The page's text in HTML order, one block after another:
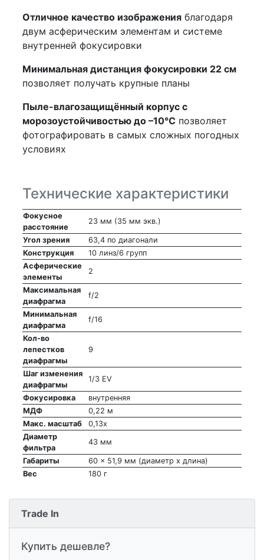
Отличное качество изображения благодаря
двум асферическим элементам и системе
внутренней фокусировки
Минимальная дистанция фокусировки 22 см
позволяет получать крупные планы
Пыле-влагозащищённый корпус с
морозоустойчивостью до –10°C позволяет
фотографировать в самых сложных погодных
условиях
Технические характеристики
Фокусное
расстояние
23 мм (35 мм экв.)
Угол зрения
63,4 по диагонали
Конструкция
10 линз/6 групп
Асферические
элементы
2
Максимальная
диафрагма
f/2
Минимальная
диафрагма
f/16
Кол-во
лепестков
диафрагмы
9
Шаг изменения
диафрагмы
1/3 EV
Фокусировка
внутренняя
МДФ
0,22 м
Макс. масштаб
0,13x
Диаметр
фильтра
43 мм
Габариты
60 x 51,9 мм (диаметр х длина)
Вес
180 г
Trade In
Купить дешевле?